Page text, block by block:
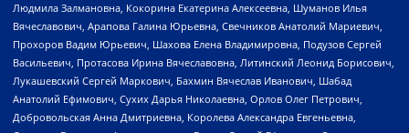
Людмила Залмановна, Кокорина Екатерина Алексеевна, Шуманов Илья
Вячеславович, Арапова Галина Юрьевна, Свечников Анатолий Мариевич,
Прохоров Вадим Юрьевич, Шахова Елена Владимировна, Подузов Сергей
Васильевич, Протасова Ирина Вячеславовна, Литинский Леонид Борисович,
Лукашевский Сергей Маркович, Бахмин Вячеслав Иванович, Шабад
Анатолий Ефимович, Сухих Дарья Николаевна, Орлов Олег Петрович,
Добровольская Анна Дмитриевна, Королева Александра Евгеньевна,